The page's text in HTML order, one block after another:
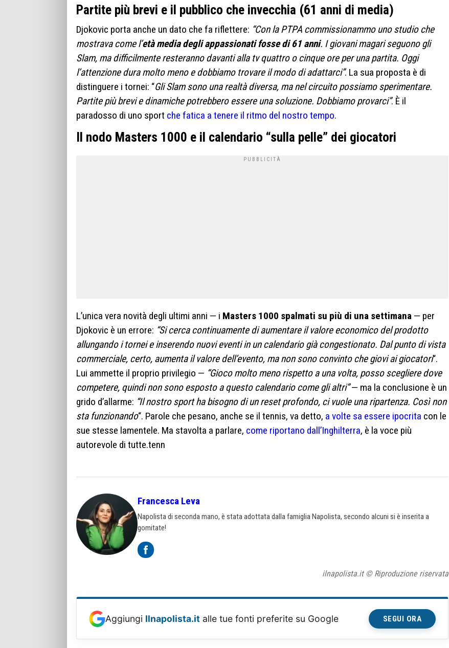
Partite più brevi e il pubblico che invecchia (61 anni di media)
Djokovic porta anche un dato che fa riflettere: “Con la PTPA commissionammo uno studio che
mostrava come l’età media degli appassionati fosse di 61 anni. I giovani magari seguono gli
Slam, ma difficilmente resteranno davanti alla tv quattro o cinque ore per una partita. Oggi
l’attenzione dura molto meno e dobbiamo trovare il modo di adattarci”. La sua proposta è di
distinguere i tornei: “Gli Slam sono una realtà diversa, ma nel circuito possiamo sperimentare.
Partite più brevi e dinamiche potrebbero essere una soluzione. Dobbiamo provarci”. È il
paradosso di uno sport che fatica a tenere il ritmo del nostro tempo.
Il nodo Masters 1000 e il calendario “sulla pelle” dei giocatori
L’unica vera novità degli ultimi anni — i Masters 1000 spalmati su più di una settimana — per
Djokovic è un errore: “Si cerca continuamente di aumentare il valore economico del prodotto
allungando i tornei e inserendo nuovi eventi in un calendario già congestionato. Dal punto di vista
commerciale, certo, aumenta il valore dell’evento, ma non sono convinto che giovi ai giocatori“.
Lui ammette il proprio privilegio — “Gioco molto meno rispetto a una volta, posso scegliere dove
competere, quindi non sono esposto a questo calendario come gli altri”— ma la conclusione è un
grido d’allarme: “Il nostro sport ha bisogno di un reset profondo, ci vuole una ripartenza. Così non
sta funzionando“. Parole che pesano, anche se il tennis, va detto, a volte sa essere ipocrita con le
sue stesse lamentele. Ma stavolta a parlare, come riportano dall’Inghilterra, è la voce più
autorevole di tutte.tenn
Francesca Leva
Napolista di seconda mano, è stata adottata dalla famiglia Napolista, secondo alcuni si è inserita a
gomitate!
ilnapolista.it © Riproduzione riservata
Aggiungi Ilnapolista.it alle tue fonti preferite su Google SEGUI ORA